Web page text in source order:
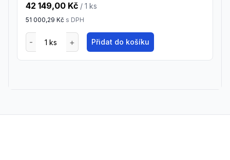
42 149,00 Kč / 1 ks
51 000,29 Kč s DPH
Přidat do košíku